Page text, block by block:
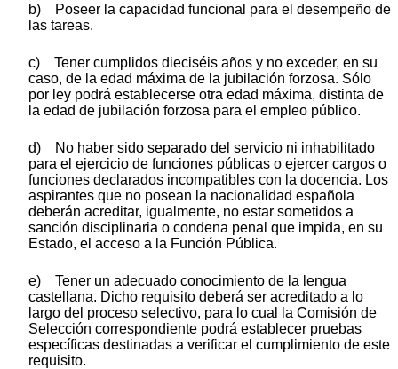
b) Poseer la capacidad funcional para el desempeño de
las tareas.
c) Tener cumplidos dieciséis años y no exceder, en su
caso, de la edad máxima de la jubilación forzosa. Sólo
por ley podrá establecerse otra edad máxima, distinta de
la edad de jubilación forzosa para el empleo público.
d) No haber sido separado del servicio ni inhabilitado
para el ejercicio de funciones públicas o ejercer cargos o
funciones declarados incompatibles con la docencia. Los
aspirantes que no posean la nacionalidad española
deberán acreditar, igualmente, no estar sometidos a
sanción disciplinaria o condena penal que impida, en su
Estado, el acceso a la Función Pública.
e) Tener un adecuado conocimiento de la lengua
castellana. Dicho requisito deberá ser acreditado a lo
largo del proceso selectivo, para lo cual la Comisión de
Selección correspondiente podrá establecer pruebas
específicas destinadas a verificar el cumplimiento de este
requisito.